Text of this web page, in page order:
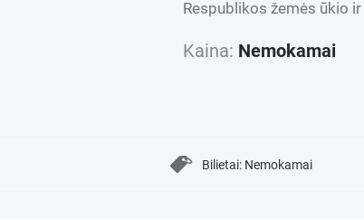
Respublikos žemės ūkio
Kaina: Nemokamai
Bilietai: Nemokamai